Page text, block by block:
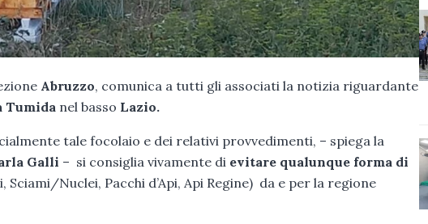
Abruzzo, comunica a tutti gli associati la notizia riguardante
Tumida nel basso Lazio.
tale focolaio e dei relativi provvedimenti, – spiega la
Galli – si consiglia vivamente di evitare qualunque forma di
Sciami/Nuclei, Pacchi d’Api, Api Regine) da e per la regione